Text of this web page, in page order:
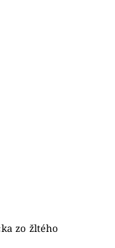
zo žltého